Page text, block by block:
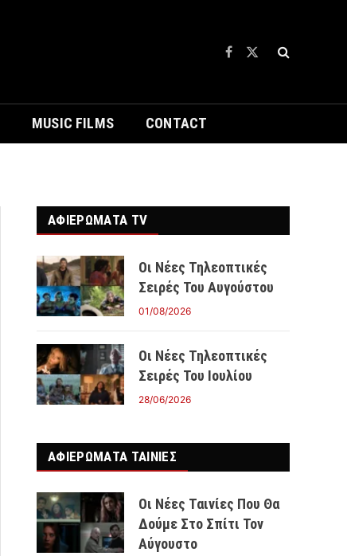
Facebook
X
MUSIC FILMS CONTACT
ΑΦΙΕΡΩΜΑΤΑ TV
Οι Νέες Τηλεοπτικές
Σειρές Του Αυγούστου
01/08/2026
Οι Νέες Τηλεοπτικές
Σειρές Του Ιουλίου
28/06/2026
ΑΦΙΕΡΩΜΑΤΑ ΤΑΙΝΊΕΣ
Οι Νέες Ταινίες Που Θα
Δούμε Στο Σπίτι Τον
Αύγουστο